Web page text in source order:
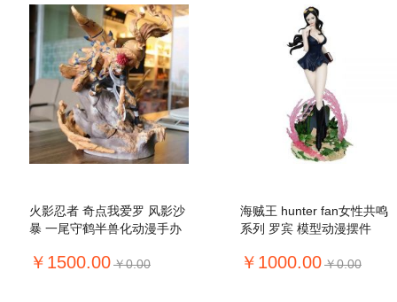
火影忍者 奇点我爱罗 风影沙
暴 一尾守鹤半兽化动漫手办
￥1500.00￥0.00
海贼王 hunter fan女性共鸣
系列 罗宾 模型动漫摆件
￥1000.00￥0.00